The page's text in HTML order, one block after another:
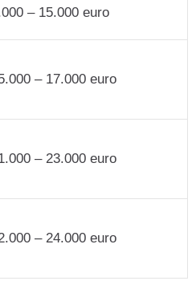
– 15.000 euro
– 17.000 euro
– 23.000 euro
– 24.000 euro